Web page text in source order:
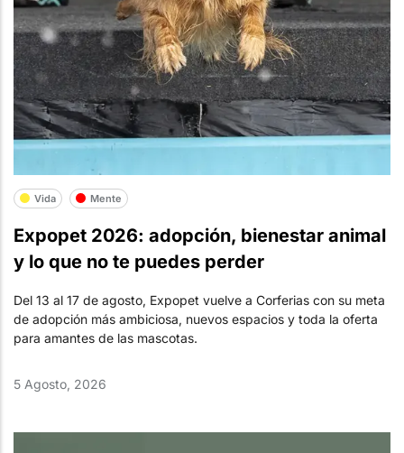
Vida Mente
Expopet 2026: adopción, bienestar animal
y lo que no te puedes perder
Del 13 al 17 de agosto, Expopet vuelve a Corferias con su meta
de adopción más ambiciosa, nuevos espacios y toda la oferta
para amantes de las mascotas.
5 Agosto, 2026